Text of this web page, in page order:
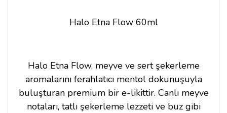
Halo Etna Flow 60ml
Halo Etna Flow, meyve ve sert şekerleme
aromalarını ferahlatıcı mentol dokunuşuyla
buluşturan premium bir e-likittir. Canlı meyve
notaları, tatlı şekerleme lezzeti ve buz gibi